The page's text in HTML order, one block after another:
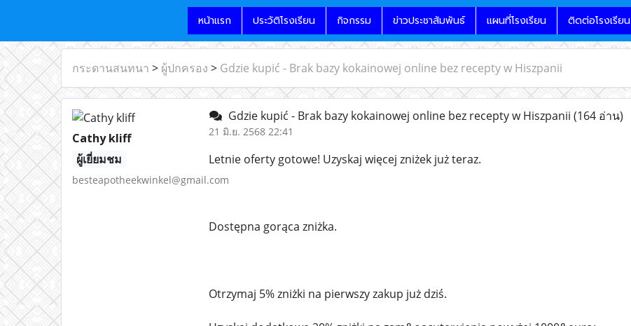
หน้าแรก ประวัติโรงเรียน กิจกรรม ข่าวประชาสัมพันธ์ แผนที่โรงเรียน ติดต่อโรงเรียน
กระดานสนทนา > ผู้ปกครอง > Gdzie kupić - Brak bazy kokainowej online bez recepty w Hiszpanii
Cathy kliff
ผู้เยี่ยมชม
besteapotheekwinkel@gmail.com
Gdzie kupić - Brak bazy kokainowej online bez recepty w Hiszpanii (164 อ่าน)
21 มิ.ย. 2568 22:41
Letnie oferty gotowe! Uzyskaj więcej zniżek już teraz.
Dostępna gorąca zniżka.
Otrzymaj 5% zniżki na pierwszy zakup już dziś.